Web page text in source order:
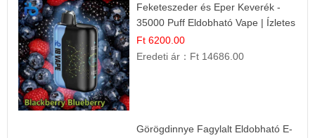
Feketeszeder és Eper Keverék -
35000 Puff Eldobható Vape | Ízletes
Gyümölcsökombináció!
Ft 6200.00
Eredeti ár： Ft 14686.00
Görögdinnye Fagylalt Eldobható E-